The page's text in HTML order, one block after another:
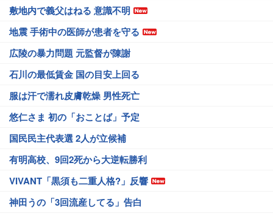
敷地内で義父はねる 意識不明
地震 手術中の医師が患者を守る
広陵の暴力問題 元監督が陳謝
石川の最低賃金 国の目安上回る
服は汗で濡れ皮膚乾燥 男性死亡
悠仁さま 初の「おことば」予定
国民民主代表選 2人が立候補
有明高校、9回2死から大逆転勝利
VIVANT「黒須も二重人格?」反響
神田うの「3回流産してる」告白